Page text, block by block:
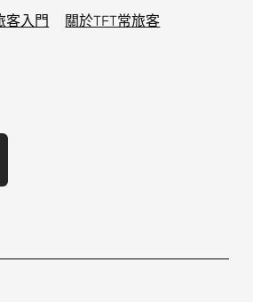
客入門 關於TFT常旅客